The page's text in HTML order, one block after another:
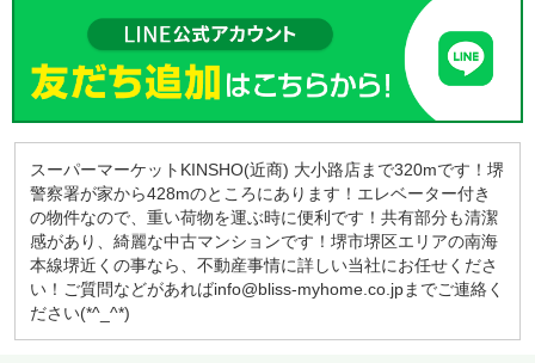
スーパーマーケットKINSHO(近商) 大小路店まで320mです！堺
警察署が家から428mのところにあります！エレベーター付き
の物件なので、重い荷物を運ぶ時に便利です！共有部分も清潔
感があり、綺麗な中古マンションです！堺市堺区エリアの南海
本線堺近くの事なら、不動産事情に詳しい当社にお任せくださ
い！ご質問などがあればinfo@bliss-myhome.co.jpまでご連絡く
ださい(*^_^*)